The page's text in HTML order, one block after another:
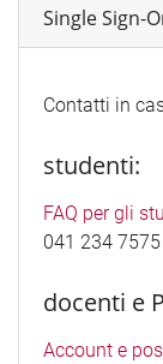
Single Sign-
Contatti in
studenti:
FAQ per gli
041 234 7575
docenti e
Account e